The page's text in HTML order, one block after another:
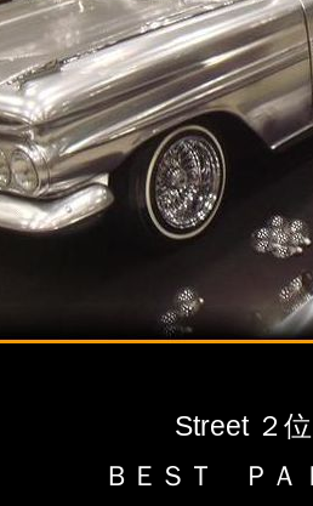
Street ２位
ＢＥＳＴ ＰＡ